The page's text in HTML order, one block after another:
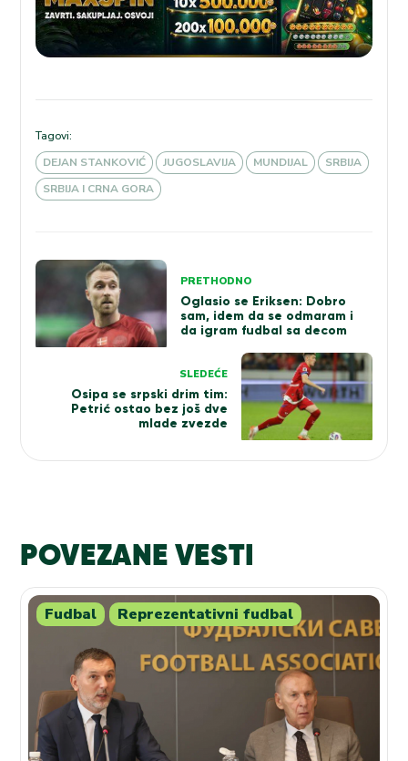
Tagovi:
DEJAN STANKOVIĆ
JUGOSLAVIJA MUNDIJAL
SRBIJA
SRBIJA I CRNA GORA
Kretanje
članka
PRETHODNO
Oglasio se Eriksen: Dobro
sam, idem da se odmaram i
da igram fudbal sa decom
SLEDEĆE
Osipa se srpski drim tim:
Petrić ostao bez još dve
mlade zvezde
POVEZANE VESTI
Fudbal Reprezentativni fudbal